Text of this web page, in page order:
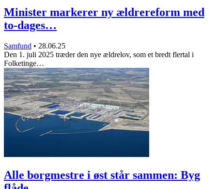
Minister markerer ny ældrereform med
to-dages…
Samfund • 28.06.25
Den 1. juli 2025 træder den nye ældrelov, som et bredt flertal i
Folketinge…
Alle borgmestre i øst står sammen: Byg